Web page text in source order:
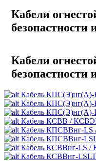
Кабели
безопастности
Кабели
безопастности
Кабель КПС(Э)нг(А)-
Кабель КПС(Э)нг(А)-
Кабель КПС(Э)нг(А)-
Кабель КСВВ /
Кабель КПСВВнг-
Кабель КПСВВнг-
Кабель КСВВнг-LS /
Кабель КСВВнг-